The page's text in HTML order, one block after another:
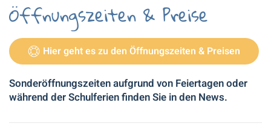
Öffnungszeiten & Preise
Hier geht es zu den Öffnungszeiten & Preisen
Sonderöffnungszeiten aufgrund von Feiertagen oder
während der Schulferien finden Sie in den News.